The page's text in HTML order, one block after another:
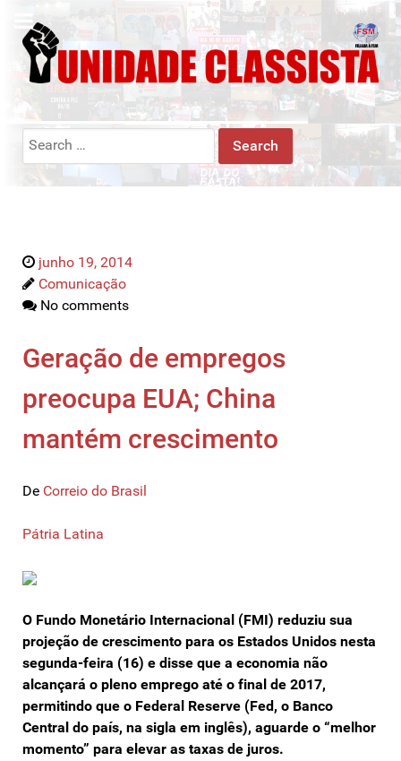
Search
junho 19, 2014
Comunicação
No comments
Geração de empregos
preocupa EUA; China
mantém crescimento
De Correio do Brasil
Pátria Latina
O Fundo Monetário Internacional (FMI) reduziu sua
projeção de crescimento para os Estados Unidos nesta
segunda-feira (16) e disse que a economia não
alcançará o pleno emprego até o final de 2017,
permitindo que o Federal Reserve (Fed, o Banco
Central do país, na sigla em inglês), aguarde o “melhor
momento” para elevar as taxas de juros.